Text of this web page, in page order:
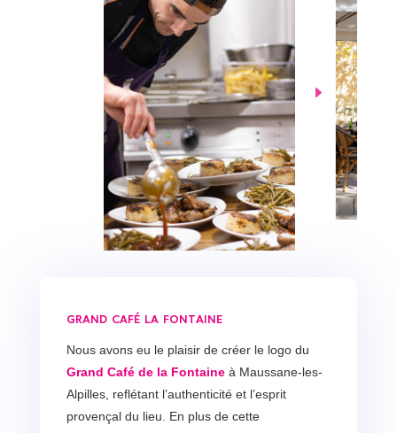
grand café la fontaine
Nous avons eu le plaisir de créer le logo du
Grand Café de la Fontaineà Maussane-les-
Alpilles, reflétant l’authenticité et l’esprit
provençal du lieu. En plus de cette